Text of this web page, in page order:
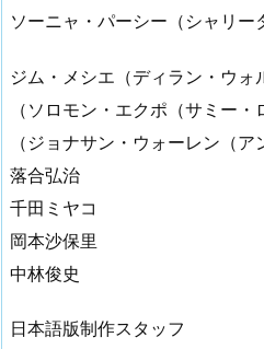
ソーニャ・パーシー（シャリ
ジム・メシエ（ディラン・ウォ
（ソロモン・エクポ（サミー
（ジョナサン・ウォーレン（ア
落合弘治
千田ミヤコ
岡本沙保里
中林俊史
日本語版制作スタッフ